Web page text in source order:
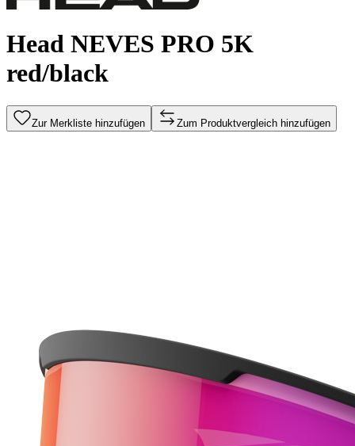
Head NEVES PRO 5K
red/black
Zur Merkliste hinzufügen Zum Produktvergleich hinzufügen